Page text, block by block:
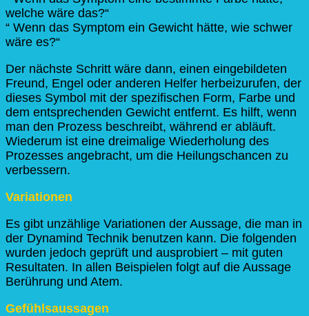
welche wäre das?“
“ Wenn das Symptom ein Gewicht hätte, wie schwer
wäre es?“
Der nächste Schritt wäre dann, einen eingebildeten
Freund, Engel oder anderen Helfer herbeizurufen, der
dieses Symbol mit der spezifischen Form, Farbe und
dem entsprechenden Gewicht entfernt. Es hilft, wenn
man den Prozess beschreibt, während er abläuft.
Wiederum ist eine dreimalige Wiederholung des
Prozesses angebracht, um die Heilungschancen zu
verbessern.
Variationen
Es gibt unzählige Variationen der Aussage, die man in
der Dynamind Technik benutzen kann. Die folgenden
wurden jedoch geprüft und ausprobiert – mit guten
Resultaten. In allen Beispielen folgt auf die Aussage
Berührung und Atem.
Gefühlsaussagen